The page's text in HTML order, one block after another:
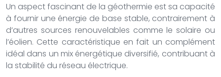
Un aspect fascinant de la géothermie est sa capacité
à fournir une énergie de base stable, contrairement à
d’autres sources renouvelables comme le solaire ou
l’éolien. Cette caractéristique en fait un complément
idéal dans un mix énergétique diversifié, contribuant à
la stabilité du réseau électrique.